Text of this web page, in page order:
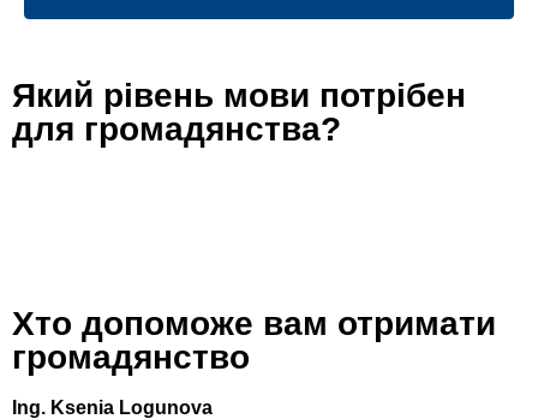
Який рівень мови потрібен
для громадянства?
Хто допоможе вам отримати
громадянство
Ing. Ksenia Logunova